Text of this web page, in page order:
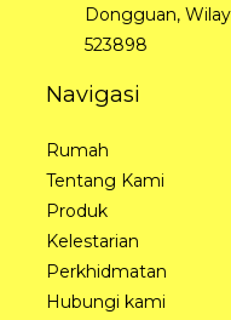
Dongguan,
523898
Navigasi
Rumah
Tentang Kami
Produk
Kelestarian
Perkhidmatan
Hubungi kami